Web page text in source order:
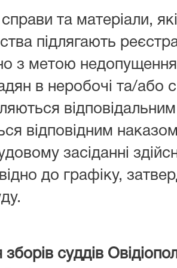
та матеріали,
підлягають
з метою
в неробочі та/або
відповідним
засіданні
до графіку,
зборів суддів